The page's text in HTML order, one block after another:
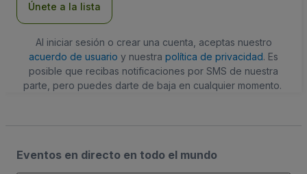
Únete a la lista
Al iniciar sesión o crear una cuenta, aceptas nuestro
acuerdo de usuario y nuestra política de privacidad. Es
posible que recibas notificaciones por SMS de nuestra
parte, pero puedes darte de baja en cualquier momento.
Eventos en directo en todo el mundo